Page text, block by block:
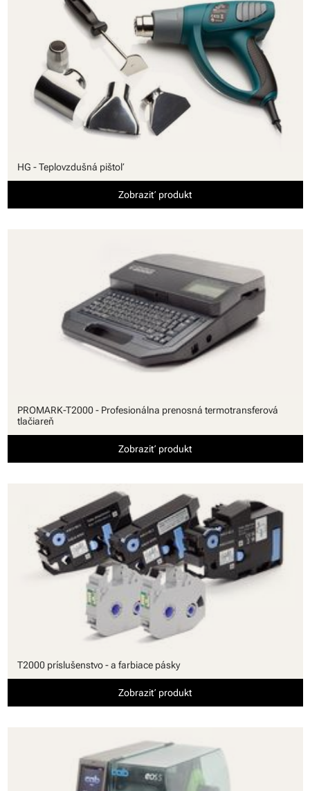
HG - Teplovzdušná pištoľ
Zobraziť produkt
PROMARK-T2000 - Profesionálna prenosná termotransferová
tlačiareň
Zobraziť produkt
T2000 príslušenstvo - a farbiace pásky
Zobraziť produkt